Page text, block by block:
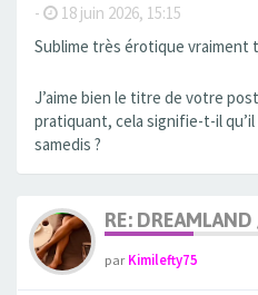
- 18 juin 2026, 15:15
Sublime très érotique vraiment
J’aime bien le titre de votre
pratiquant, cela signifie-t-il
samedis ?
RE:
parKimilefty75